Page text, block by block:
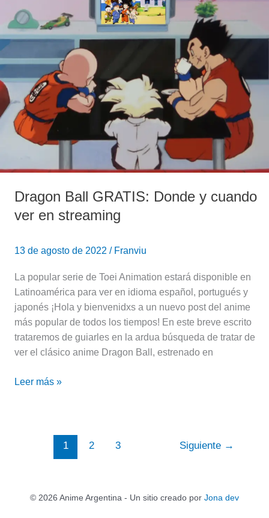
Dragon Ball GRATIS: Donde y cuando
ver en streaming
13 de agosto de 2022 / Franviu
La popular serie de Toei Animation estará disponible en
Latinoamérica para ver en idioma español, portugués y
japonés ¡Hola y bienvenidxs a un nuevo post del anime
más popular de todos los tiempos! En este breve escrito
trataremos de guiarles en la ardua búsqueda de tratar de
ver el clásico anime Dragon Ball, estrenado en
GRATIS:
Donde
y
ver
en
streaming
Leer más »
1 2 3 Siguiente →
© 2026 Anime Argentina - Un sitio creado por Jona dev